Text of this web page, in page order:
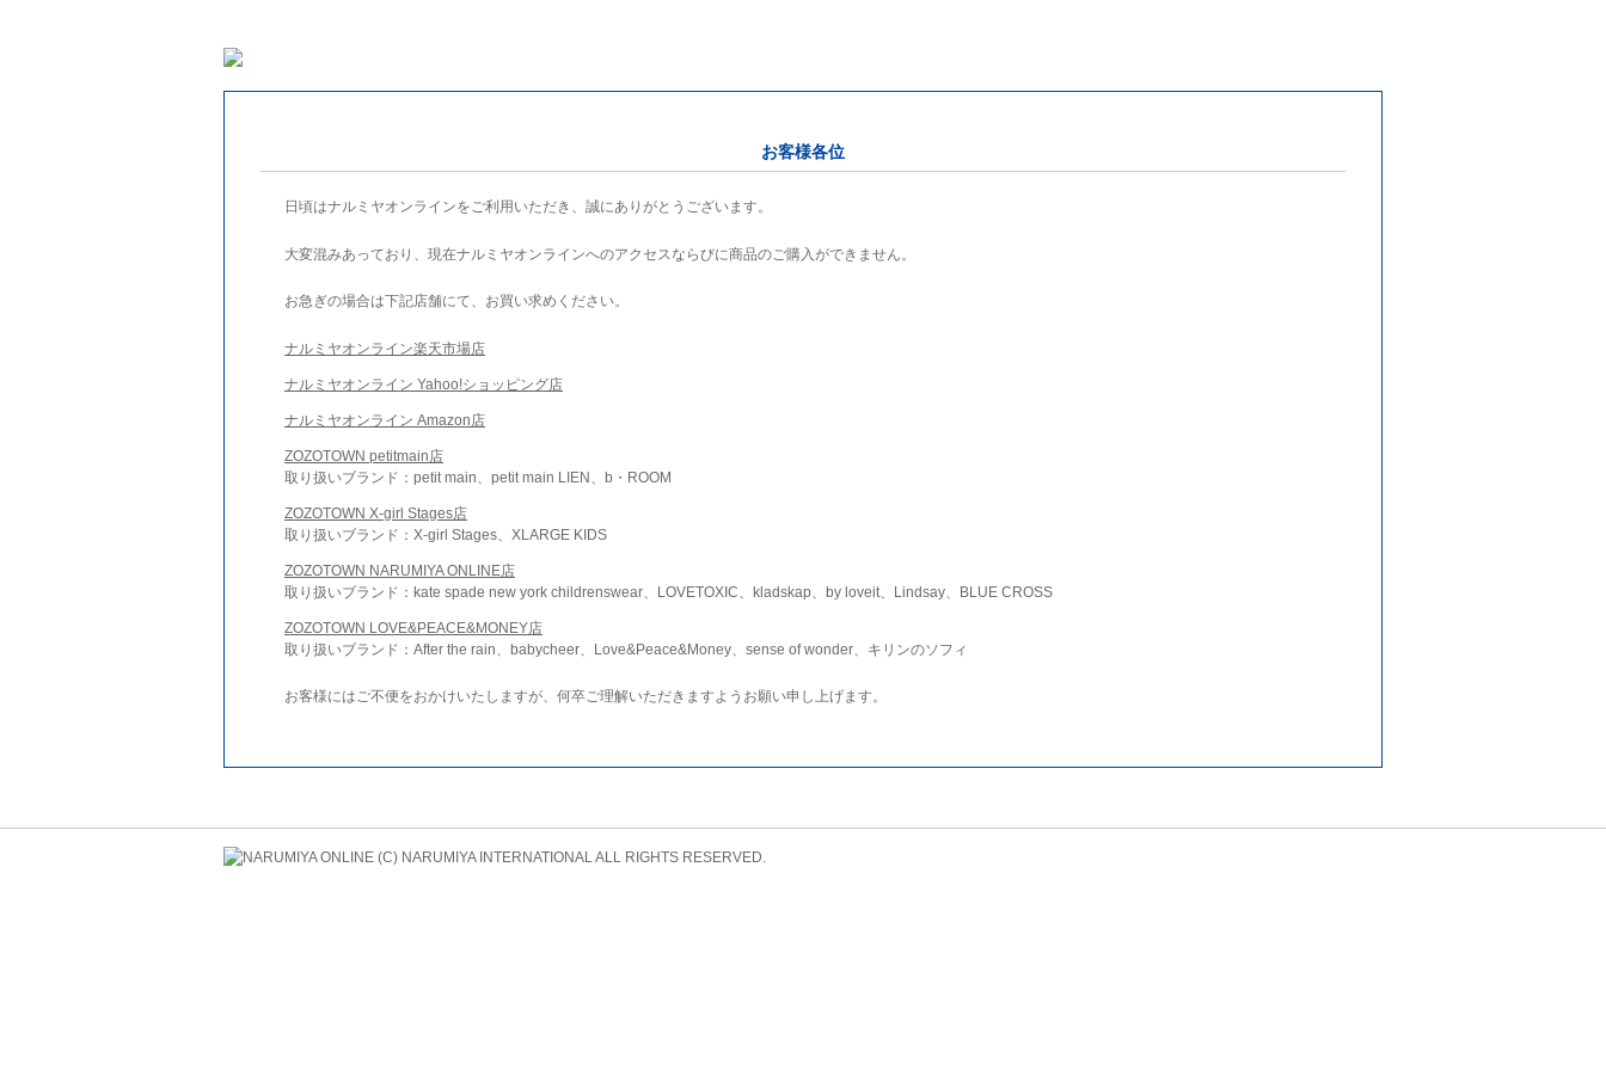
お客様各位
日頃はナルミヤオンラインをご利用いただき、誠にありがとうございます。
大変混みあっており、現在ナルミヤオンラインへのアクセスならびに商品のご購入ができません。
お急ぎの場合は下記店舗にて、お買い求めください。
ナルミヤオンライン楽天市場店
ナルミヤオンライン Yahoo!ショッピング店
ナルミヤオンライン Amazon店
ZOZOTOWN petitmain店
取り扱いブランド：petit main、petit main LIEN、b・ROOM
ZOZOTOWN X-girl Stages店
取り扱いブランド：X-girl Stages、XLARGE KIDS
ZOZOTOWN NARUMIYA ONLINE店
取り扱いブランド：kate spade new york childrenswear、LOVETOXIC、kladskap、by loveit、Lindsay、BLUE CROSS
ZOZOTOWN LOVE&PEACE&MONEY店
取り扱いブランド：After the rain、babycheer、Love&Peace&Money、sense of wonder、キリンのソフィ
お客様にはご不便をおかけいたしますが、何卒ご理解いただきますようお願い申し上げます。